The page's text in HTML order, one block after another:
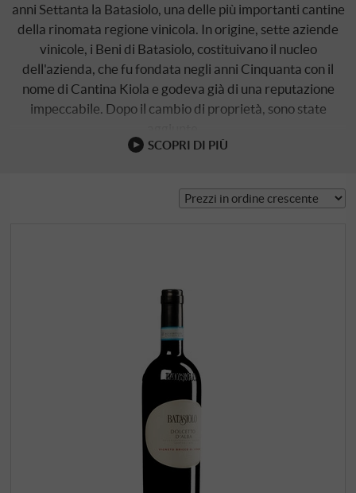
anni Settanta la Batasiolo, una delle più importanti cantine
della rinomata regione vinicola. In origine, sette aziende
vinicole, i Beni di Batasiolo, costituivano il nucleo
dell'azienda, che fu fondata negli anni Cinquanta con il
nome di Cantina Kiola e godeva già di una reputazione
impeccabile. Dopo il cambio di proprietà, sono state
SCOPRI DI PIÙ